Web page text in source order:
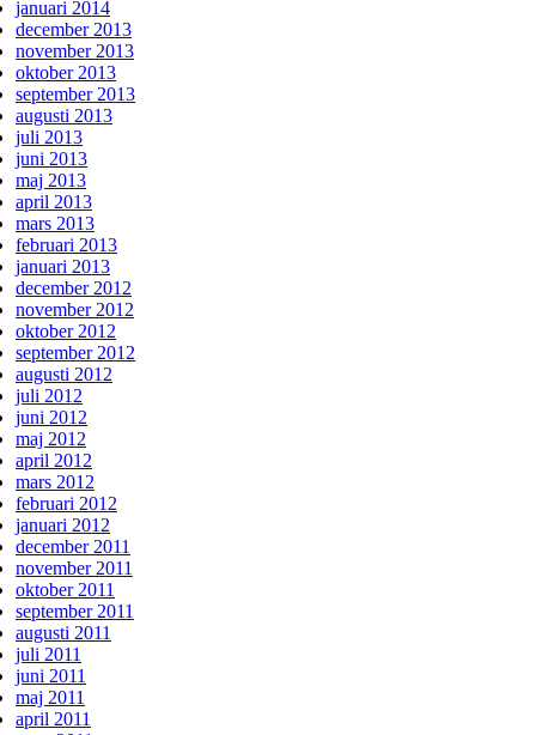
januari 2014
december 2013
november 2013
oktober 2013
september 2013
augusti 2013
juli 2013
juni 2013
maj 2013
april 2013
mars 2013
februari 2013
januari 2013
december 2012
november 2012
oktober 2012
september 2012
augusti 2012
juli 2012
juni 2012
maj 2012
april 2012
mars 2012
februari 2012
januari 2012
december 2011
november 2011
oktober 2011
september 2011
augusti 2011
juli 2011
juni 2011
maj 2011
april 2011